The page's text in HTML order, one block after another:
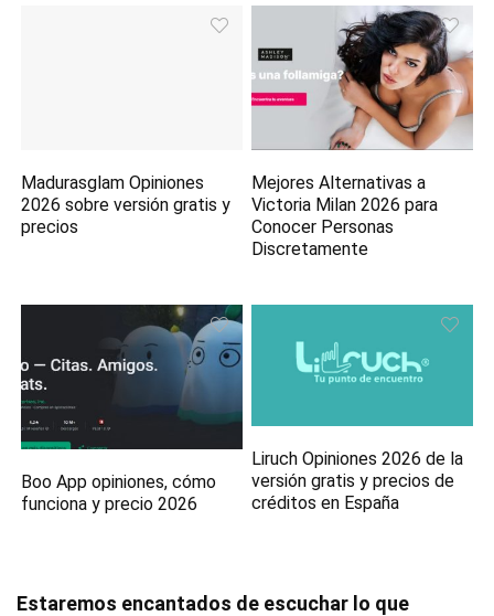
Madurasglam Opiniones
2026 sobre versión gratis y
precios
Mejores Alternativas a
Victoria Milan 2026 para
Conocer Personas
Discretamente
Boo App opiniones, cómo
funciona y precio 2026
Liruch Opiniones 2026 de la
versión gratis y precios de
créditos en España
Estaremos encantados de escuchar lo que